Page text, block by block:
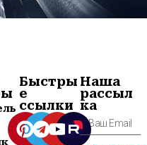
Быстры
е
ссылки
Наша
рассыл
ка